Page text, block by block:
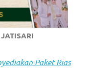
Paket Rias